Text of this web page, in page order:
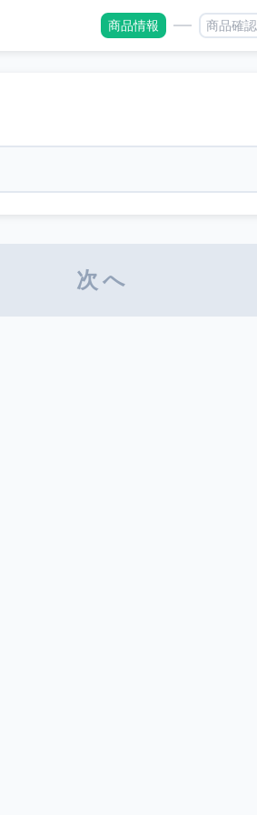
商品情報 商品確認
次へ